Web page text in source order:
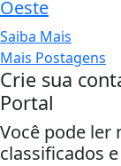
Oeste
Saiba Mais
Mais Postagens
Crie sua
Portal
Você pode ler
classificados